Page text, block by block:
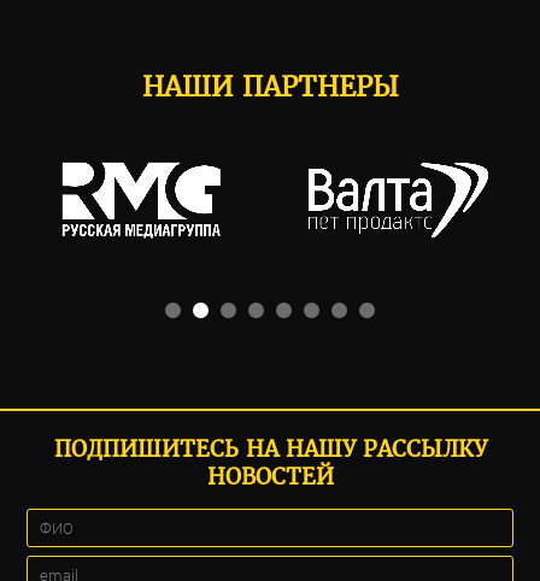
НАШИ ПАРТНЕРЫ
ПОДПИШИТЕСЬ НА НАШУ РАССЫЛКУ
НОВОСТЕЙ